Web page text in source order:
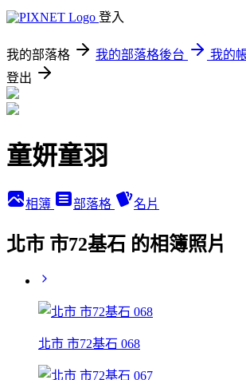
登入
我的部落格 我的部落格後台
我的
登出
童妍童羽
相簿 部落格 名片
北市 市72基石 的相簿照片
北市 市72基石 068